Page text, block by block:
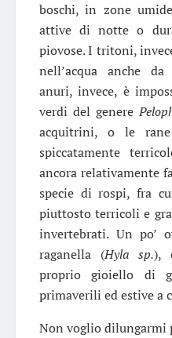
boschi, in zone
attive di notte o
piovose. I tritoni,
nell’acqua anche
anuri, invece, è
verdi del genere
acquitrini, o le
spiccatamente
ancora relativamente
specie di rospi, fra
piuttosto terricoli e
invertebrati. Un po’
raganella (Hyla sp.),
proprio gioiello di
primaverili ed estive a
Non voglio dilungarmi